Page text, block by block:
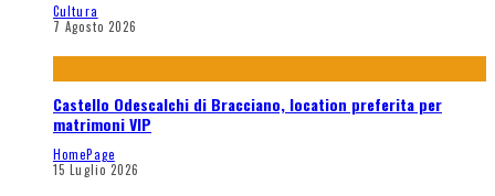
Cultura
7 Agosto 2026
Castello Odescalchi di Bracciano, location preferita per
matrimoni VIP
HomePage
15 Luglio 2026